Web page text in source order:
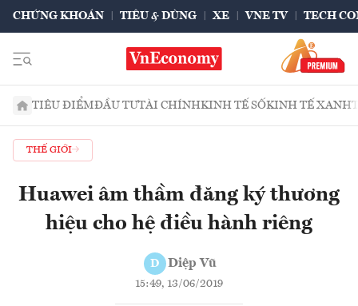
CHỨNG KHOÁN TIÊU & DÙNG XE VNE TV TECH
TIÊU ĐIỂMĐẦU TƯTÀI CHÍNHKINH TẾ SỐKINH TẾ XANH
THẾ GIỚI
Huawei âm thầm đăng ký thương
hiệu cho hệ điều hành riêng
D Diệp Vũ
15:49, 13/06/2019